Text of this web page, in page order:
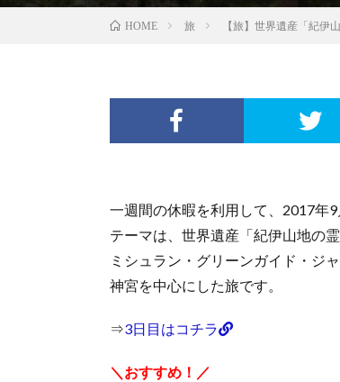
HOME 旅 【旅】世界遺産「紀伊
一週間の休暇を利用して、2017年
テーマは、世界遺産「紀伊山地の
ミシュラン・グリーンガイド・ジ
神宮を中心にした旅です。
⇒3日目はコチラ
＼おすすめ！／